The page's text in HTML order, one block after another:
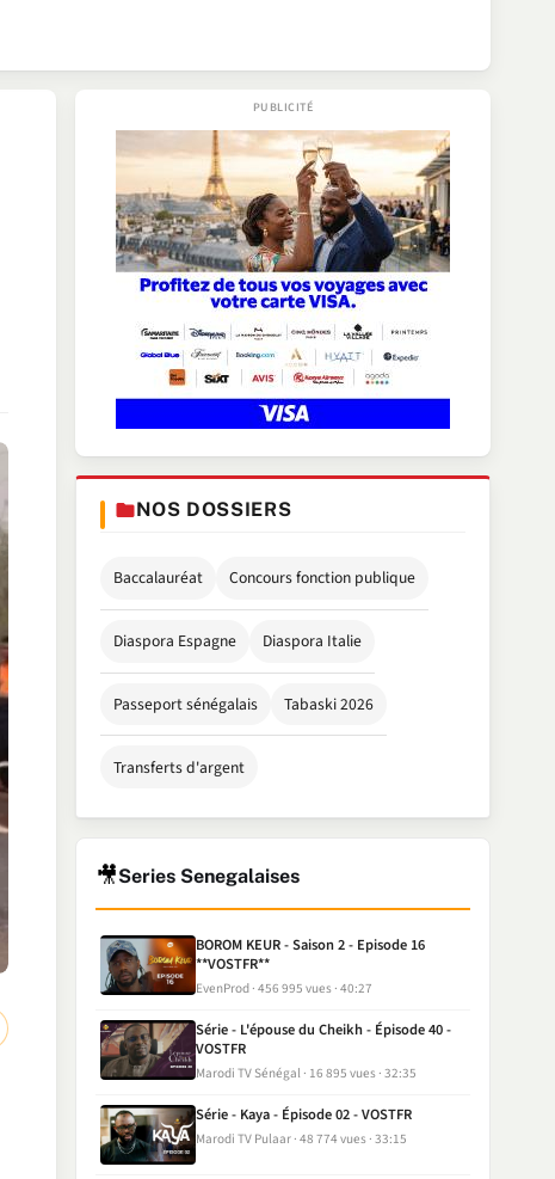
NOS DOSSIERS
Baccalauréat Concours fonction publique
Diaspora Espagne Diaspora Italie
Passeport sénégalais Tabaski 2026
Transferts d'argent
🎥Series Senegalaises
BOROM KEUR - Saison 2 - Episode 16
**VOSTFR**
EvenProd 456 995 vues 40:27
Série - L'épouse du Cheikh - Épisode 40 -
VOSTFR
Marodi TV Sénégal 16 895 vues 32:35
Série - Kaya - Épisode 02 - VOSTFR
Marodi TV Pulaar 48 774 vues 33:15